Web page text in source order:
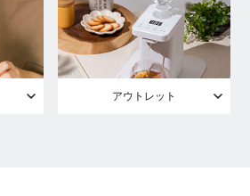
アウトレット